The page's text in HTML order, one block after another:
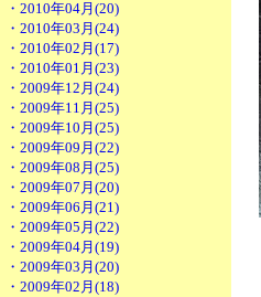
・2010年04月(20)
・2010年03月(24)
・2010年02月(17)
・2010年01月(23)
・2009年12月(24)
・2009年11月(25)
・2009年10月(25)
・2009年09月(22)
・2009年08月(25)
・2009年07月(20)
・2009年06月(21)
・2009年05月(22)
・2009年04月(19)
・2009年03月(20)
・2009年02月(18)